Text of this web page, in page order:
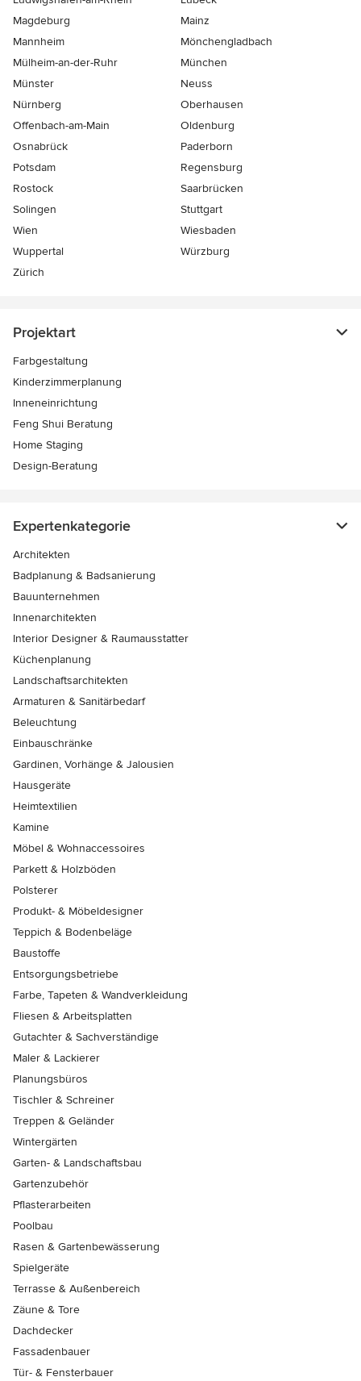
Magdeburg
Mainz
Mannheim
Mönchen­gladbach
Mülheim-an-der-Ruhr
München
Münster
Neuss
Nürnberg
Oberhausen
Offenbach-am-Main
Oldenburg
Osnabrück
Paderborn
Potsdam
Regensburg
Rostock
Saarbrücken
Solingen
Stuttgart
Wien
Wiesbaden
Wuppertal
Würzburg
Zürich
Projektart
Farbgestaltung
Kinderzimmerplanung
Inneneinrichtung
Feng Shui Beratung
Home Staging
Design-Beratung
Expertenkategorie
Architekten
Badplanung & Badsanierung
Bauunternehmen
Innenarchitekten
Interior Designer & Raumausstatter
Küchenplanung
Landschaftsarchitekten
Armaturen & Sanitärbedarf
Beleuchtung
Einbauschränke
Gardinen, Vorhänge & Jalousien
Hausgeräte
Heimtextilien
Kamine
Möbel & Wohnaccessoires
Parkett & Holzböden
Polsterer
Produkt- & Möbeldesigner
Teppich & Bodenbeläge
Baustoffe
Entsorgungsbetriebe
Farbe, Tapeten & Wandverkleidung
Fliesen & Arbeitsplatten
Gutachter & Sachverständige
Maler & Lackierer
Planungsbüros
Tischler & Schreiner
Treppen & Geländer
Wintergärten
Garten- & Landschaftsbau
Gartenzubehör
Pflasterarbeiten
Poolbau
Rasen & Gartenbewässerung
Spielgeräte
Terrasse & Außenbereich
Zäune & Tore
Dachdecker
Fassadenbauer
Tür- & Fensterbauer